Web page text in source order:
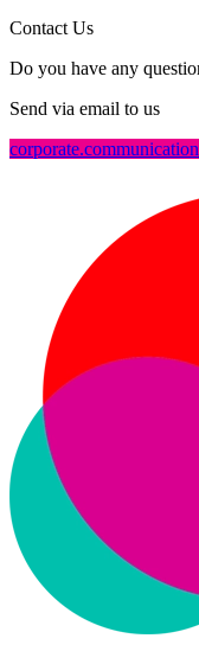
Contact Us
Do you have any
Send via email to us